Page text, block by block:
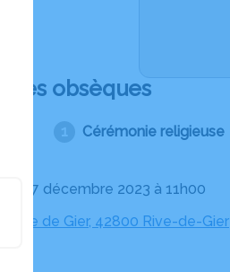
des obsèques
Cérémonie religieuse
07 décembre 2023 à 11h00
Rive de Gier, 42800 Rive-de-Gier